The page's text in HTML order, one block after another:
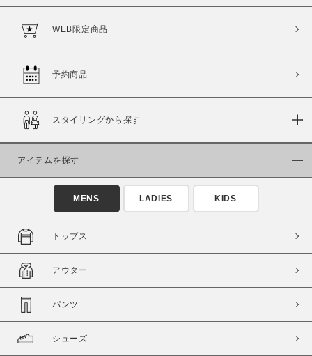
商品タイプ
通常商品
セール価格 WEB限定
在庫
在庫あり
WEB限定商品
予約商品
スタイリングから探す
アイテムを探す
MENS LADIES KIDS
トップス
アウター
パンツ
シューズ